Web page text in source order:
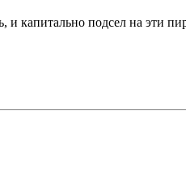
капитально подсел на эти